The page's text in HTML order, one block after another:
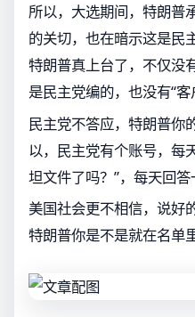
所以，大选期间，特朗普
的关切，也在暗示这是民
特朗普真上台了，不仅没
是民主党编的，也没有“客
民主党不答应，特朗普你
以，民主党有个账号，每
坦文件了吗？”，每天回答
美国社会更不相信，说好
特朗普你是不是就在名单